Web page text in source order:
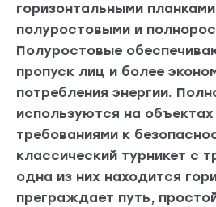
горизонтальными
полуростовыми и
Полуростовые
пропуск лиц и более
потребления энергии.
используются на
требованиями к
классический турникет с
одна из них находится
преграждает путь,